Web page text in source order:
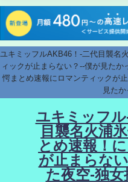
ユキミッフルAKB46！-二代目襲名
ィックが止まらない？--僕が見た
愕まとめ速報にロマンティックが
見た
ユキミッフ
目襲名火浦
とめ速報！
が止まらな
た夜空-独女